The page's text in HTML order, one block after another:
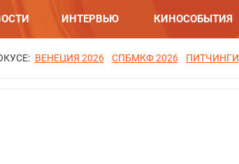
ИНТЕРВЬЮ КИНОСОБЫТИЯ
ВЕНЕЦИЯ 2026 СПБМКФ 2026 ПИТЧИНГИ